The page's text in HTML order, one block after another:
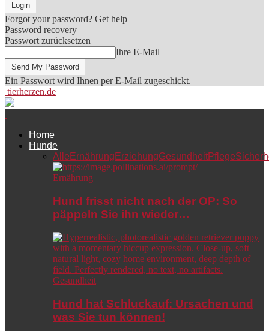
Forgot your password? Get help
Password recovery
Passwort zurücksetzen
Ihre E-Mail
Ein Passwort wird Ihnen per E-Mail zugeschickt.
tierherzen.de
Home
Hunde
Alle Ernährung ErziehungGesundheitPflege
Ernährung
Hund frisst nicht nach der OP: So
päppeln Sie ihn wieder…
Gesundheit
Hund hat Schluckauf: Ursachen und
was Sie tun können!